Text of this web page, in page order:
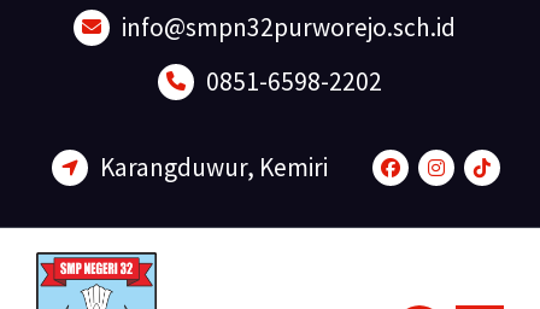
info@smpn32purworejo.sch.id
0851-6598-2202
Karangduwur, Kemiri